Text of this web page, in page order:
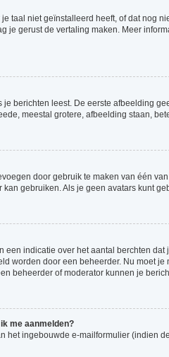
taal niet geïnstalleerd heeft, of dat nog
je gerust de vertaling maken. Meer
berichten leest. De eerste afbeelding
meestal grotere, afbeelding staan,
door gebruik te maken van één
gebruiken. Als je geen avatars kunt
indicatie over het aantal berchten
worden door een beheerder. Nu moet
beheerder of moderator kunnen je
me aanmelden?
ingebouwde e-mailformulier (indien